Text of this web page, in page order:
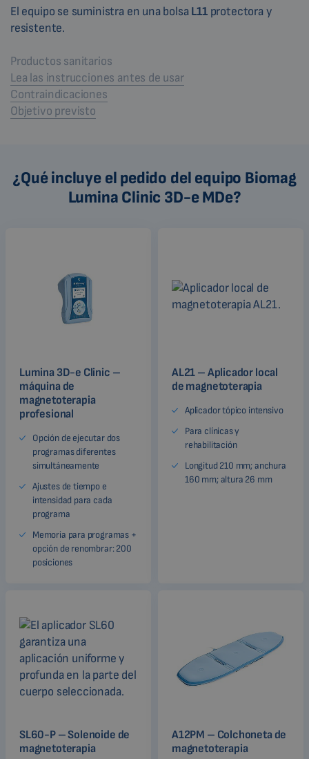
El equipo se suministra en una bolsaL11protectora y
resistente.
Productos sanitarios
Lea las instrucciones antes de usar
Contraindicaciones
Objetivo previsto
¿Qué incluye el pedido del equipo Biomag
Lumina Clinic 3D-e MDe?
Lumina 3D-e Clinic –
máquina de
magnetoterapia
profesional
Opción de ejecutar dos
programas diferentes
simultáneamente
Ajustes de tiempo e
intensidad para cada
programa
Memoria para programas +
opción de renombrar: 200
posiciones
AL21 – Aplicador local
de magnetoterapia
Aplicador tópico intensivo
Para clínicas y
rehabilitación
Longitud 210 mm; anchura
160 mm; altura 26 mm
SL60-P – Solenoide de
magnetoterapia
A12PM – Colchoneta de
magnetoterapia